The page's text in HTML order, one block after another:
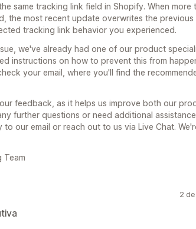
same tracking link field in Shopify. When more
the most recent update overwrites the previous
tracking link behavior you experienced.
we've already had one of our product
instructions on how to prevent this from
your email, where you'll find the
feedback, as it helps us improve both our
further questions or need additional
our email or reach out to us via Live Chat.
Team
2